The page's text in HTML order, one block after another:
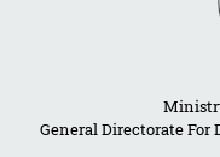
General Directorate